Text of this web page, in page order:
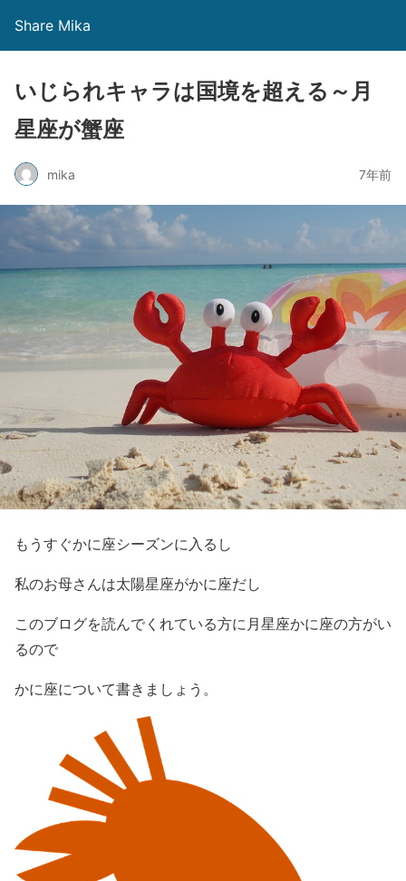
Share Mika
いじられキャラは国境を超える～月
星座が蟹座
mika 7年前
もうすぐかに座シーズンに入るし
私のお母さんは太陽星座がかに座だし
このブログを読んでくれている方に月星座かに座の方がい
るので
かに座について書きましょう。